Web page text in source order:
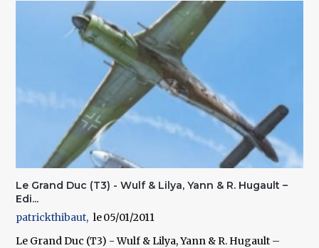
Le Grand Duc (T3) - Wulf & Lilya, Yann & R. Hugault –
Edi...
patrickthibaut
05/01/2011
Le Grand Duc (T3) - Wulf & Lilya, Yann & R. Hugault –